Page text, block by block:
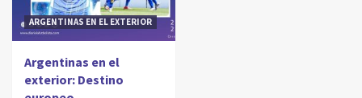
ARGENTINAS EN EL EXTERIOR
Argentinas en el
exterior: Destino